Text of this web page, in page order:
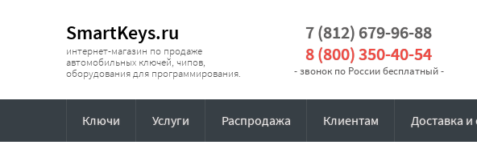
SmartKeys.ru
интернет-магазин по продаже
автомобильных ключей, чипов,
оборудования для программирования.
7 (812) 679-96-88
8 (800) 350-40-54
- звонок по России бесплатный -
Ключи Услуги Распродажа Клиентам Доставка и